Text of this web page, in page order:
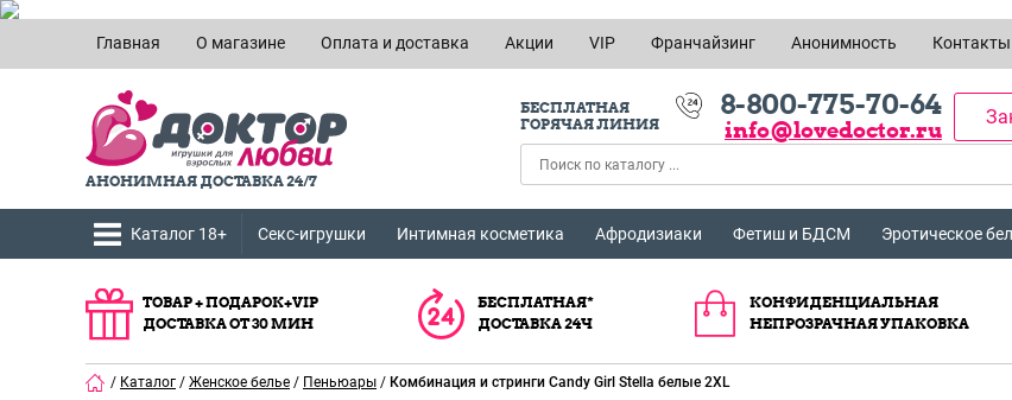
Главная О магазине Оплата и доставка Акции VIP Франчайзинг Анонимность Контакты
АНОНИМНАЯ ДОСТАВКА 24/7
БЕСПЛАТНАЯ
ГОРЯЧАЯ ЛИНИЯ
8-800-775-70-64
info@lovedoctor.ru
Каталог 18+ Секс-игрушки Интимная косметика Афродизиаки Фетиш и БДСМ Эротическое
ТОВАР + ПОДАРОК+VIP
ДОСТАВКА ОТ 30 МИН
БЕСПЛАТНАЯ*
ДОСТАВКА 24Ч
КОНФИДЕНЦИАЛЬНАЯ
НЕПРОЗРАЧНАЯ УПАКОВКА
/ Каталог / Женское белье / Пеньюары / Комбинация и стринги Candy Girl Stella белые 2XL